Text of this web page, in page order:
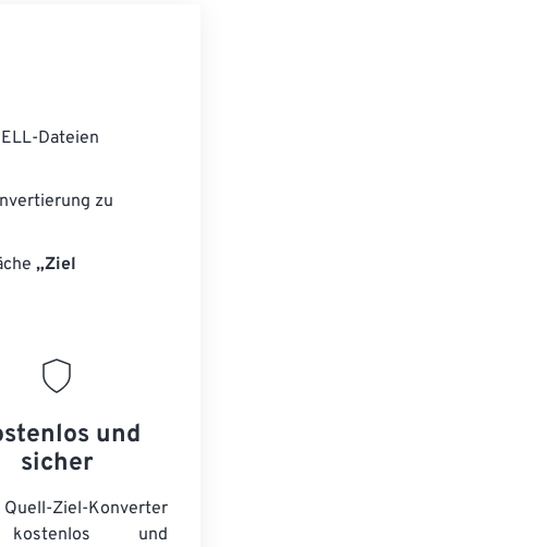
Dateien
zu
„Ziel
und
sicher
Ziel-Konverter
und